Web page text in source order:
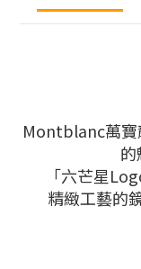
Montblanc萬寶
的
「六芒星
精緻工藝的